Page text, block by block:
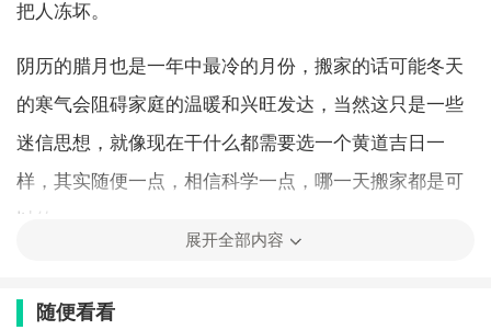
把人冻坏。
阴历的腊月也是一年中最冷的月份，搬家的话可能冬天
的寒气会阻碍家庭的温暖和兴旺发达，当然这只是一些
迷信思想，就像现在干什么都需要选一个黄道吉日一
样，其实随便一点，相信科学一点，哪一天搬家都是可
以的。
2020年腊八节的是不宜搬家入宅的，所以腊八节不适合
展开全部内容
随便看看